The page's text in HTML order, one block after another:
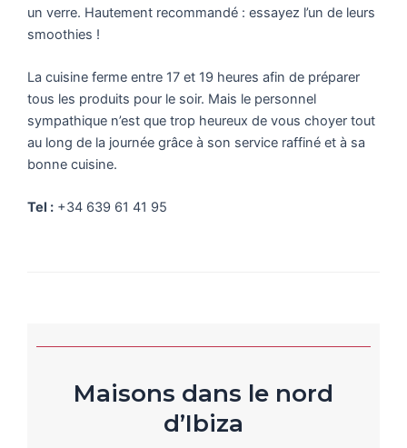
un verre. Hautement recommandé : essayez l’un de leurs
smoothies !
La cuisine ferme entre 17 et 19 heures afin de préparer
tous les produits pour le soir. Mais le personnel
sympathique n’est que trop heureux de vous choyer tout
au long de la journée grâce à son service raffiné et à sa
bonne cuisine.
Tel : +34 639 61 41 95
Maisons dans le nord
d’Ibiza